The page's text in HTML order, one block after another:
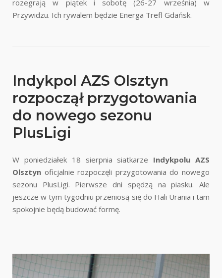
rozegrają w piątek i sobotę (26-27 września) w
Przywidzu. Ich rywalem będzie Energa Trefl Gdańsk.
Indykpol AZS Olsztyn
rozpoczął przygotowania
do nowego sezonu
PlusLigi
W poniedziałek 18 sierpnia siatkarze Indykpolu AZS
Olsztyn oficjalnie rozpoczęli przygotowania do nowego
sezonu PlusLigi. Pierwsze dni spędzą na piasku. Ale
jeszcze w tym tygodniu przeniosą się do Hali Urania i tam
spokojnie będą budować formę.